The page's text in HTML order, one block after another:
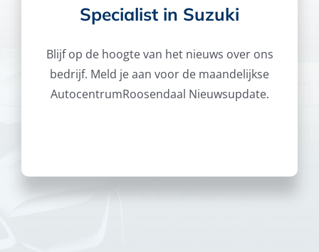
Specialist in Suzuki
Blijf op de hoogte van het nieuws over ons
bedrijf. Meld je aan voor de maandelijkse
AutocentrumRoosendaal Nieuwsupdate.